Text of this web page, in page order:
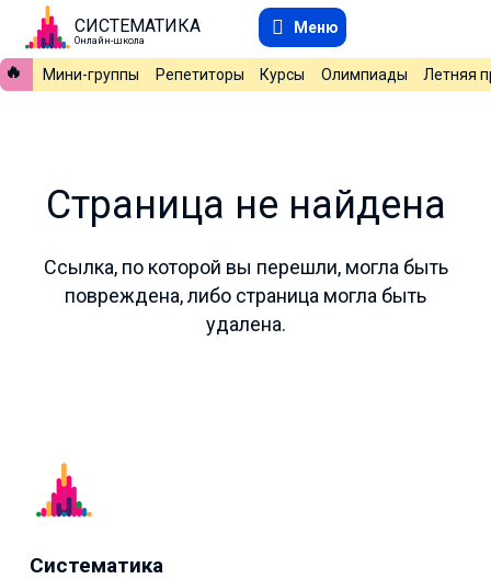
СИСТЕМАТИКА
Онлайн-школа
Меню
🔥 Мини-группы Репетиторы Курсы Олимпиады Летняя
Страница не найдена
Ссылка, по которой вы перешли, могла быть
повреждена, либо страница могла быть
удалена.
Систематика